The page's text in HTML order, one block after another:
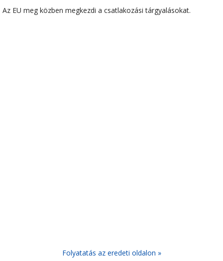
Az EU meg közben megkezdi a csatlakozási tárgyalásokat.
Folyatatás az eredeti oldalon »